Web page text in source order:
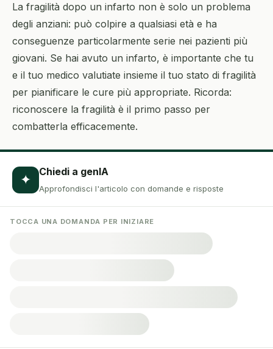
La fragilità dopo un infarto non è solo un problema
degli anziani: può colpire a qualsiasi età e ha
conseguenze particolarmente serie nei pazienti più
giovani. Se hai avuto un infarto, è importante che tu
e il tuo medico valutiate insieme il tuo stato di fragilità
per pianificare le cure più appropriate. Ricorda:
riconoscere la fragilità è il primo passo per
combatterla efficacemente.
✦ Chiedi a genIA
Approfondisci l'articolo con domande e risposte
TOCCA UNA DOMANDA PER INIZIARE